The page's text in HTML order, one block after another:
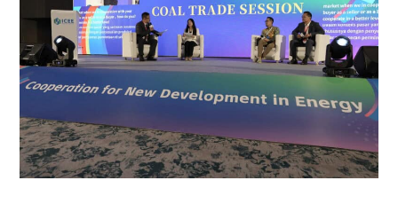
Industri
Energi
yang
Lebih
Terintegrasi
ICEE
2026